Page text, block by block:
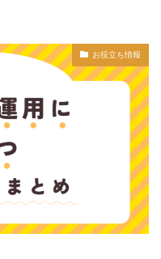
お役立ち情報